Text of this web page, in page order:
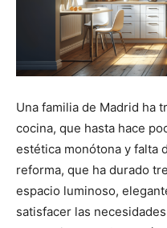
Una familia de Madrid ha
cocina, que hasta hace
estética monótona y falta
reforma, que ha durado
espacio luminoso,
satisfacer las